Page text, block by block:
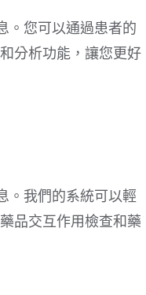
。您可以通過患者的
分析功能，讓您更好
。我們的系統可以輕
品交互作用檢查和藥